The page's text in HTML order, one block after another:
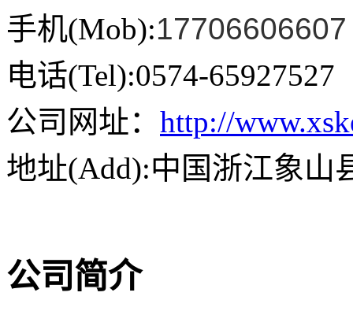
手机(Mob):17706606607
电话(Tel):0574-65927527
公司网址： http://
地址(Add):中国浙江象山
公司简介